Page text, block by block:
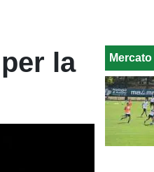
la
Mercato